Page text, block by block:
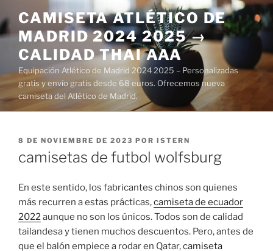
al
contenido
CAMISETA ATLÉTICO DE
MADRID 2024 2025 →
CALIDAD THAI AAA
Equipación Atlético de Madrid 2024 2025 – Personalizadas
gratis y envío gratis desde 68 euros. Ofrecemos nueva
camiseta del Atlético de Madrid.
PUBLICADO
8 DE NOVIEMBRE DE 2023 POR ISTERN
camisetas de futbol wolfsburg
En este sentido, los fabricantes chinos son quienes
más recurren a estas prácticas,camiseta de ecuador
2022aunque no son los únicos. Todos son de calidad
tailandesa y tienen muchos descuentos. Pero, antes de
que el balón empiece a rodar en Qatar,camiseta